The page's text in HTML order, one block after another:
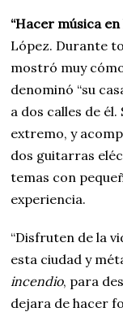
“Hacer música
López. Durante
mostró muy
denominó “su
a dos calles de
extremo, y
dos guitarras
temas con
experiencia.
“Disfruten de la
esta ciudad y
incendio, para
dejara de hacer